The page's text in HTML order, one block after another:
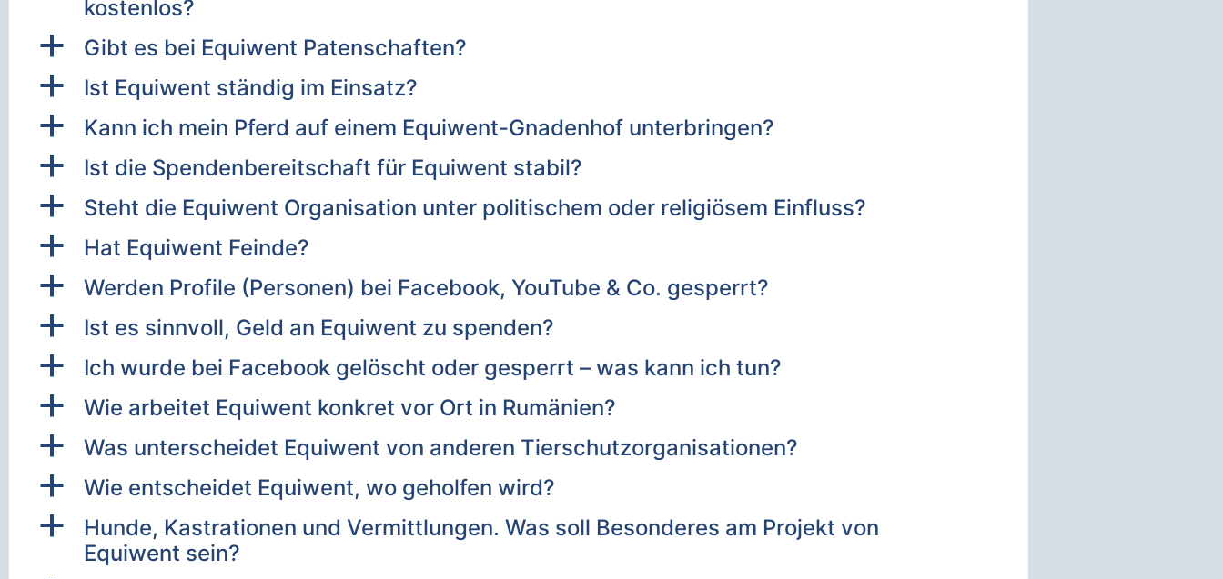
kostenlos?
a Gibt es bei Equiwent Patenschaften?
a Ist Equiwent ständig im Einsatz?
a Kann ich mein Pferd auf einem Equiwent-Gnadenhof unterbringen?
a Ist die Spendenbereitschaft für Equiwent stabil?
a Steht die Equiwent Organisation unter politischem oder religiösem Einfluss?
a Hat Equiwent Feinde?
a Werden Profile (Personen) bei Facebook, YouTube & Co. gesperrt?
a Ist es sinnvoll, Geld an Equiwent zu spenden?
a Ich wurde bei Facebook gelöscht oder gesperrt – was kann ich tun?
a Wie arbeitet Equiwent konkret vor Ort in Rumänien?
a Was unterscheidet Equiwent von anderen Tierschutzorganisationen?
a Wie entscheidet Equiwent, wo geholfen wird?
a
Hunde, Kastrationen und Vermittlungen. Was soll Besonderes am Projekt von
Equiwent sein?